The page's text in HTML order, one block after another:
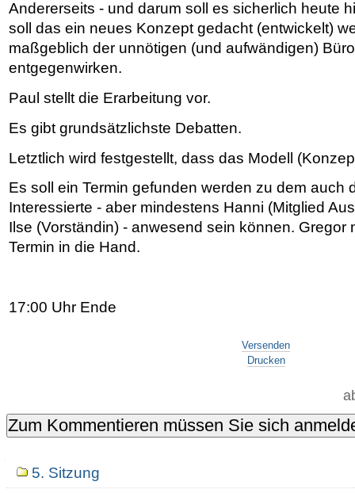
Andererseits - und darum soll es sicherlich heute
soll das ein neues Konzept gedacht (entwickelt)
maßgeblich der unnötigen (und aufwändigen)
entgegenwirken.
Paul stellt die Erarbeitung vor.
Es gibt grundsätzlichste Debatten.
Letztlich wird festgestellt, dass das Modell
Es soll ein Termin gefunden werden zu dem auch
Interessierte - aber mindestens Hanni (Mitglied
Ilse (Vorständin) - anwesend sein können. Gregor
Termin in die Hand.
17:00 Uhr Ende
Versenden
Drucken
Navigation5. Sitzung